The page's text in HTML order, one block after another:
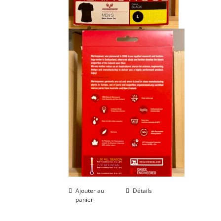
Ajouter au
panier
Détails